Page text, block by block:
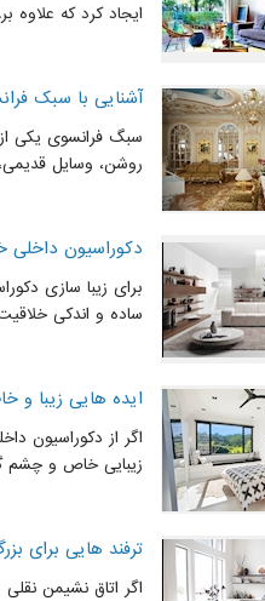
ایجاد کرد که علاوه
آشنایی با سبک
سبگ فرانسوی یکی
روشن، وسایل قدیمی،
دکوراسیون
برای زیبا سازی
ساده و اندکی
ایده هایی زیبا و
اگر از دکوراسیون
زیبایی خاص و چشم
ترفند هایی برای
اگر اتاق نشیمن نقلی